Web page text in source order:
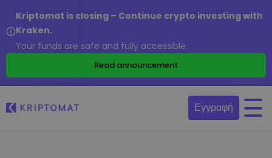
Kriptomat is closing – Continue crypto investing with
Kraken.
Your funds are safe and fully accessible.
Read announcement
Εγγραφή